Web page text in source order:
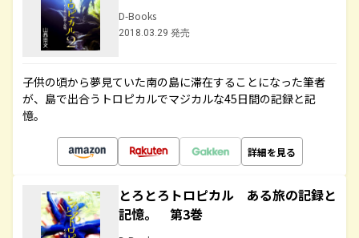
D-Books
2018.03.29 発売
子供の頃から夢見ていた南の島に滞在することになった筆者
が、島で出合うトロピカルでマジカルな45日間の記録と記
憶。
詳細を見る
とろとろトロピカル ある旅の記録と
記憶。 第3巻